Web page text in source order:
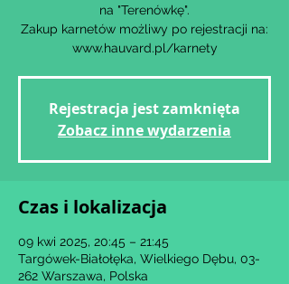
na "Terenówkę".
Zakup karnetów możliwy po rejestracji na:
www.hauvard.pl/karnety
Rejestracja jest zamknięta
Zobacz inne wydarzenia
Czas i lokalizacja
09 kwi 2025, 20:45 – 21:45
Targówek-Białołęka, Wielkiego Dębu, 03-
262 Warszawa, Polska